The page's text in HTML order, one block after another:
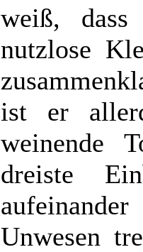
weiß,
nutzlose
ist er
weinende
dreiste
Unwesen